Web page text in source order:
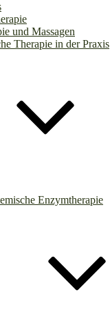
und Massagen
Therapie in der Praxis
Enzymtherapie